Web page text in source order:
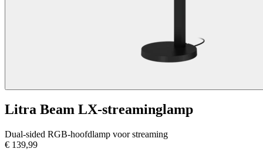
Litra Beam LX-streaminglamp
Dual-sided RGB-hoofdlamp voor streaming
€ 139,99